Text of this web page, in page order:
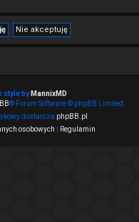
style by MannixMD
® Forum Software © phpBB Limited
dostarcza phpBB.pl
osobowych
Regulamin